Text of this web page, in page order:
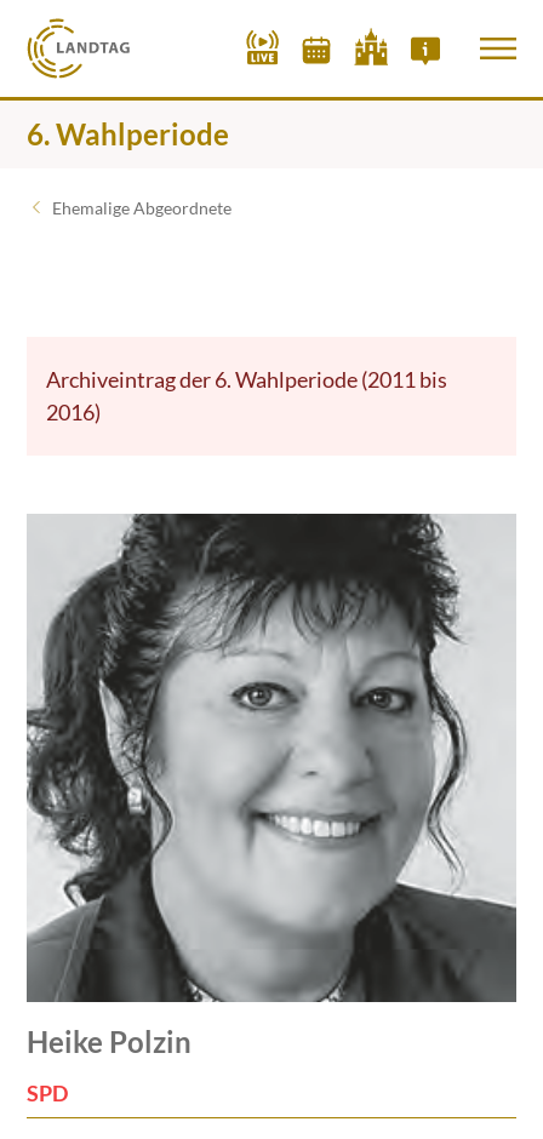
6. Wahlperiode
Ehemalige Abgeordnete
Archiveintrag der 6. Wahlperiode (2011 bis
2016)
Heike Polzin
SPD